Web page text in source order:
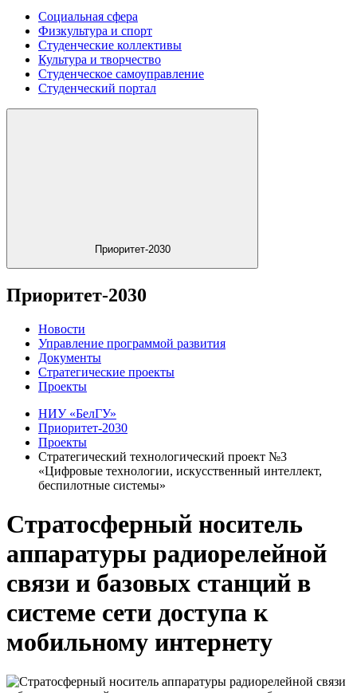
Социальная сфера
Физкультура и спорт
Студенческие коллективы
Культура и творчество
Студенческое самоуправление
Студенческий портал
Приоритет-2030
Приоритет-2030
Новости
Управление программой развития
Документы
Стратегические проекты
Проекты
НИУ «БелГУ»
Приоритет-2030
Проекты
Стратегический технологический проект №3
«Цифровые технологии, искусственный интеллект,
беспилотные системы»
Стратосферный носитель
аппаратуры радиорелейной
связи и базовых станций в
системе сети доступа к
мобильному интернету